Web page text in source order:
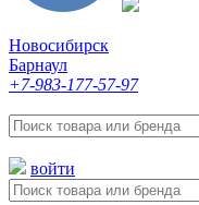
Новосибирск
Барнаул
+7-983-177-57-97
войти